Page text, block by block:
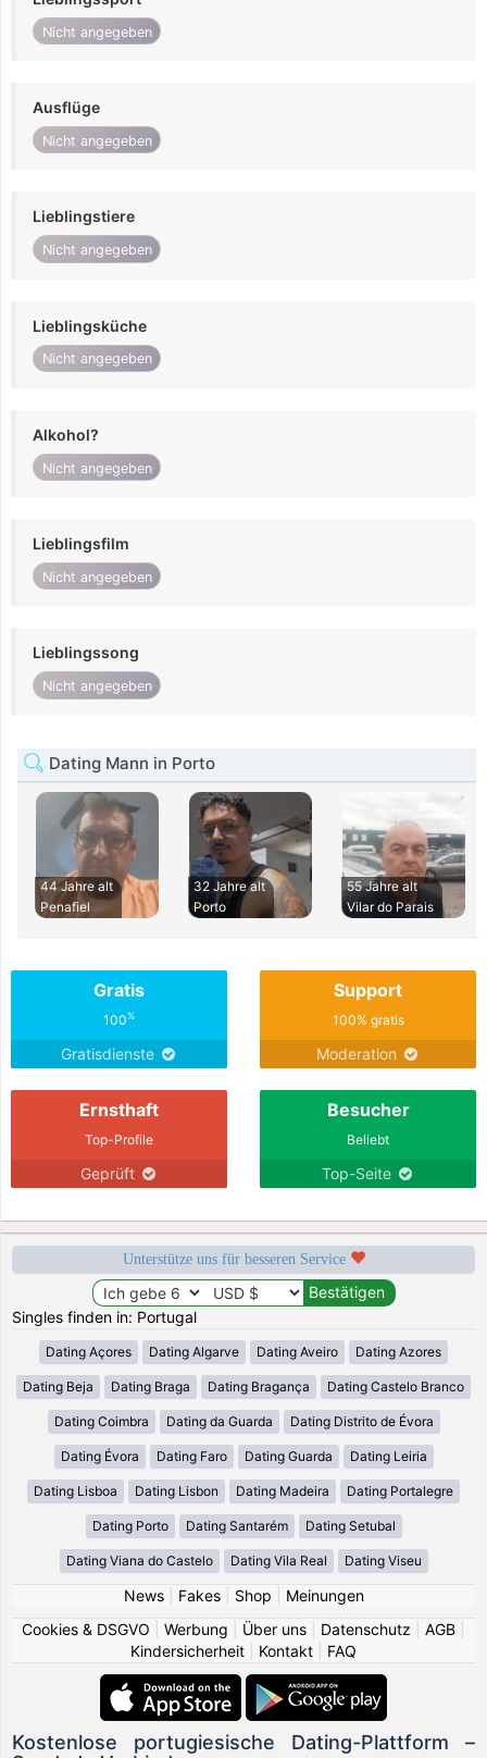
Nicht angegeben
Ausflüge
Nicht angegeben
Lieblingstiere
Nicht angegeben
Lieblingsküche
Nicht angegeben
Alkohol?
Nicht angegeben
Lieblingsfilm
Nicht angegeben
Lieblingssong
Nicht angegeben
Dating Mann in Porto
44 Jahre alt
Penafiel
32 Jahre alt
Porto
55 Jahre alt
Vilar do Parais
Gratis
100%
Gratisdienste
Support
100% gratis
Moderation
Ernsthaft
Top-Profile
Geprüft
Besucher
Beliebt
Top-Seite
Unterstütze uns für besseren Service
Singles finden in: Portugal
Dating Açores Dating Algarve Dating Aveiro Dating Azores
Dating Beja Dating Braga Dating Bragança Dating Castelo Branco
Dating Coimbra Dating da Guarda Dating Distrito de Évora
Dating Évora Dating Faro Dating Guarda Dating Leiria
Dating Lisboa Dating Lisbon Dating Madeira Dating Portalegre
Dating Porto Dating Santarém Dating Setubal
Dating Viana do Castelo Dating Vila Real Dating Viseu
News| Fakes| Shop
Meinungen
Cookies & DSGVO
Werbung Über uns Datenschutz AGB
Kindersicherheit
Kontakt FAQ
Kostenlose portugiesische Dating-Plattform –